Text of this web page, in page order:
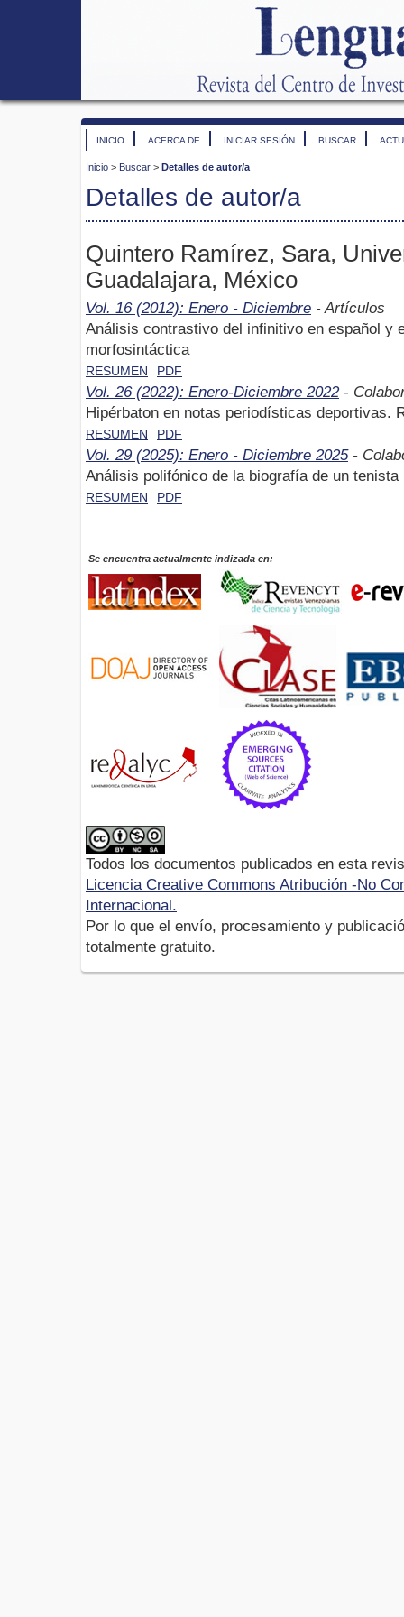
INICIO ACERCA DE INICIAR SESIÓN BUSCAR
Inicio > Buscar > Detalles de autor/a
Detalles de autor/a
Quintero Ramírez, Sara,
Guadalajara, México
Vol. 16 (2012): Enero - Diciembre - Artículos
Análisis contrastivo del infinitivo en español y
morfosintáctica
RESUMEN PDF
Vol. 26 (2022): Enero-Diciembre 2022-
Hipérbaton en notas periodísticas deportivas.
RESUMEN PDF
Vol. 29 (2025): Enero - Diciembre 2025-
Análisis polifónico de la biografía de un tenista
RESUMEN PDF
Se encuentra actualmente indizada en:
Todos los documentos publicados en esta
Licencia Creative Commons Atribución -No
Internacional.
Por lo que el envío, procesamiento y
totalmente gratuito.